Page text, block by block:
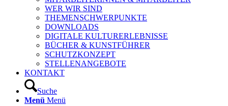
WER WIR SIND
THEMENSCHWERPUNKTE
DOWNLOADS
DIGITALE KULTURERLEBNISSE
BÜCHER & KUNSTFÜHRER
SCHUTZKONZEPT
STELLENANGEBOTE
KONTAKT
Suche
Menü Menü